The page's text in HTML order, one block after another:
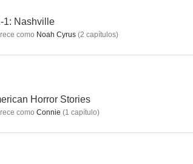
Unidos
1: Nashville
como Noah Cyrus (2 capítulos)
Horror Stories
como Connie (1 capítulo)